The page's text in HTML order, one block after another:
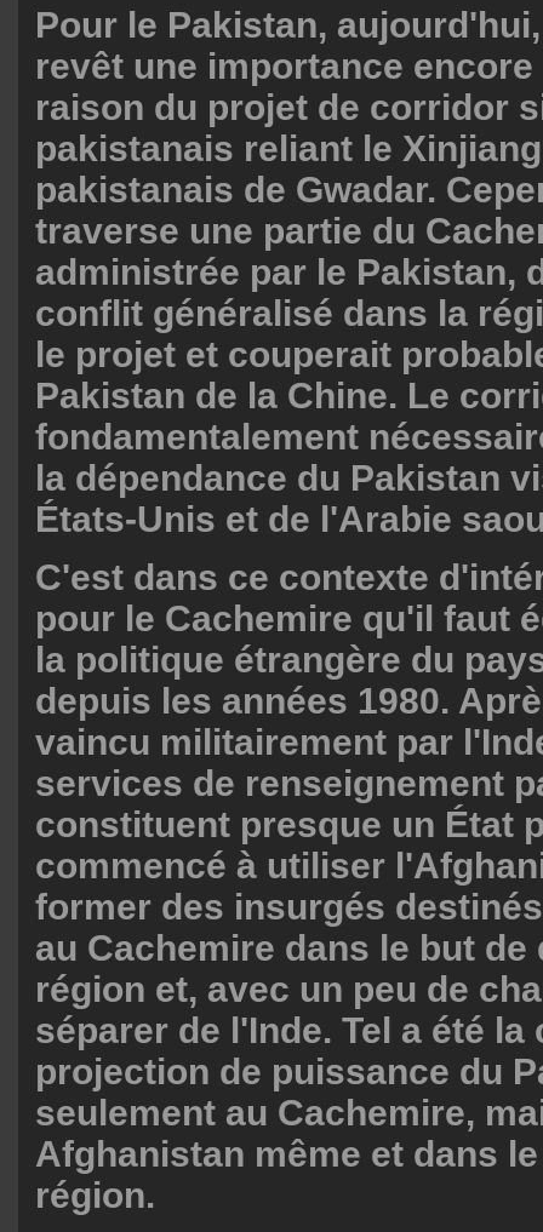
Pour le Pakistan,
revêt une importance
raison du projet de corridor
pakistanais reliant le
pakistanais de Gwadar.
traverse une partie du
administrée par le Pakistan,
conflit généralisé dans la
le projet et couperait
Pakistan de la Chine. Le
fondamentalement
la dépendance du Pakistan
États-Unis et de l'Arabie
C'est dans ce contexte
pour le Cachemire qu'il faut
la politique étrangère du
depuis les années 1980.
vaincu militairement par
services de renseignement
constituent presque un État
commencé à utiliser
former des insurgés
au Cachemire dans le but
région et, avec un peu de
séparer de l'Inde. Tel a été la
projection de puissance du
seulement au Cachemire,
Afghanistan même et dans
région.